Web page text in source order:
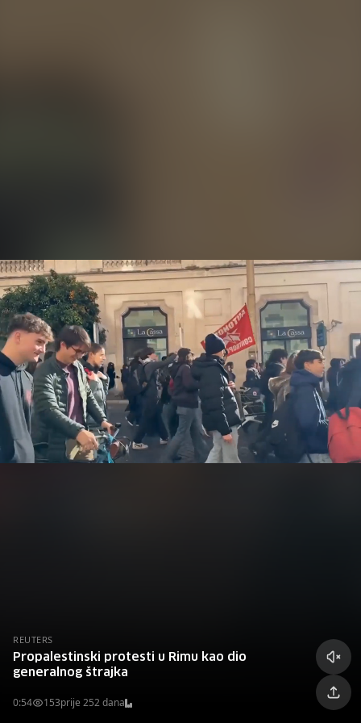
REUTERS
Propalestinski protesti u Rimu kao dio
generalnog štrajka
0:54 153prije 252 dana